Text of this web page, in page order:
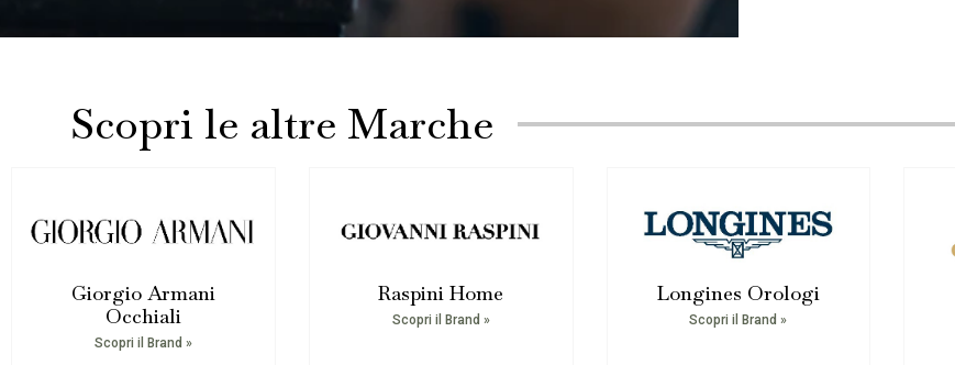
Scopri le altre Marche
Giorgio Armani
Occhiali
Scopri il Brand »
Raspini Home
Scopri il Brand »
Longines Orologi
Scopri il Brand »